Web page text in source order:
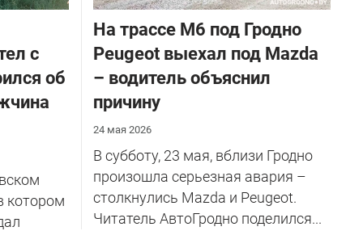
с
об
котором
На трассе М6 под Гродно
Peugeot выехал под Mazda
– водитель объяснил
причину
24 мая 2026
В субботу, 23 мая, вблизи Гродно
произошла серьезная авария –
столкнулись Mazda и Peugeot.
Читатель АвтоГродно поделился...